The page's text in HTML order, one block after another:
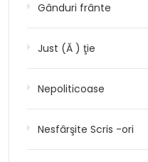
Gânduri frânte
Just (Ă ) ţie
Nepoliticoase
Nesfârşite Scris -ori